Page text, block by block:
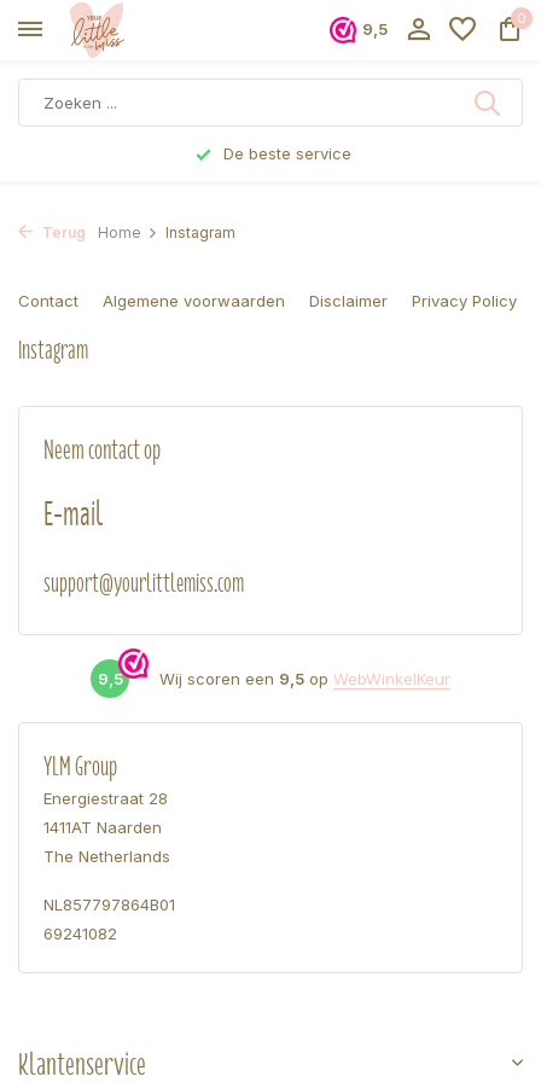
9,5
0
De beste service
Terug Home Instagram
Contact Algemene voorwaarden Disclaimer Privacy Policy
Instagram
Neem contact op
E-mail
support@yourlittlemiss.com
9,5 Wij scoren een 9,5 op WebWinkelKeur
YLM Group
Energiestraat 28
1411AT Naarden
The Netherlands
NL857797864B01
69241082
Klantenservice